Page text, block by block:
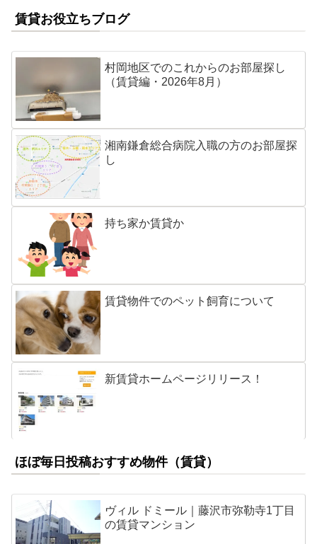
賃貸お役立ちブログ
村岡地区でのこれからのお部屋探し
（賃貸編・2026年8月）
湘南鎌倉総合病院入職の方のお部屋探
し
持ち家か賃貸か
賃貸物件でのペット飼育について
新賃貸ホームページリリース！
ほぼ毎日投稿おすすめ物件（賃貸）
ヴィル ドミール｜藤沢市弥勒寺1丁目
の賃貸マンション